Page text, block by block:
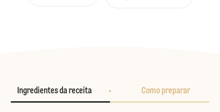
Ingredientes da receita Como preparar